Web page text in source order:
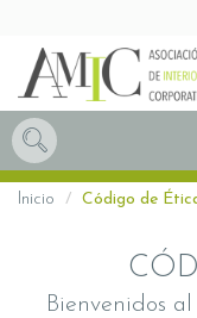
Inicio Código de
Bienvenidos al